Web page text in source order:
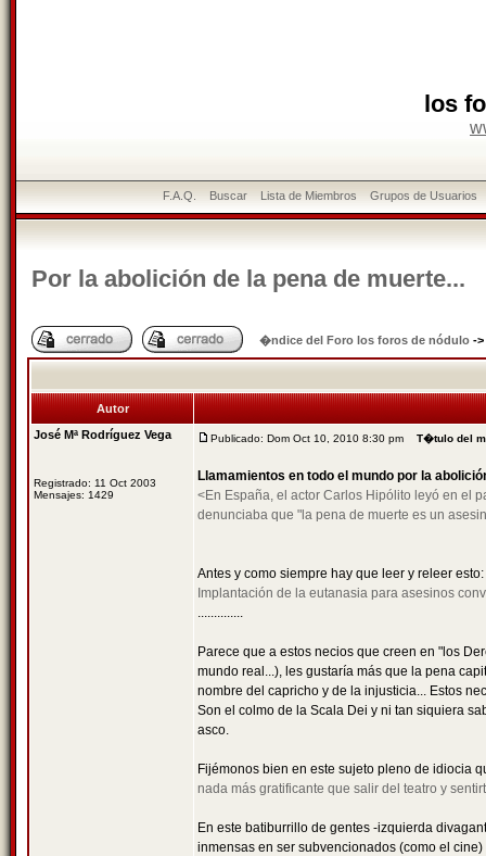
los
F.A.Q. Buscar Lista de Miembros Grupos de Usuarios
Por la abolición de la pena de muerte...
�ndice del Foro los foros de nódulo ->
Autor
José Mª Rodríguez Vega
Registrado: 11 Oct 2003
Mensajes: 1429
Publicado: Dom Oct 10, 2010 8:30 pm T�tulo del
Llamamientos en todo el mundo por la
<En España, el actor Carlos Hipólito leyó en el
denunciaba que "la pena de muerte es un
Antes y como siempre hay que leer y releer esto:
Implantación de la eutanasia para asesinos
..............
Parece que a estos necios que creen en "los
mundo real...), les gustaría más que la pena
nombre del capricho y de la injusticia... Estos
Son el colmo de la Scala Dei y ni tan siquiera
asco.
Fijémonos bien en este sujeto pleno de idiocia
nada más gratificante que salir del teatro y
En este batiburrillo de gentes -izquierda
inmensas en ser subvencionados (como el